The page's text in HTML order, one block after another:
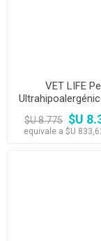
VET LIFE
+
$U 8.775 $U
equivale a $U